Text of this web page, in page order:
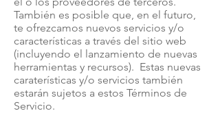
También es posible que, en el futuro,
te ofrezcamos nuevos servicios y/o
características a través del sitio web
(incluyendo el lanzamiento de nuevas
herramientas y recursos). Estas nuevas
caraterísticas y/o servicios también
estarán sujetos a estos Términos de
Servicio.